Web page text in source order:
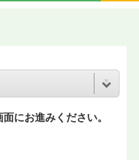
にお進みください。